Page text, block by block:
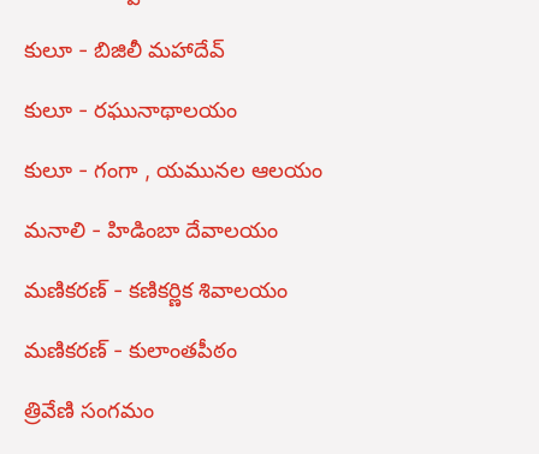
కులూ - బిజిలీ మహాదేవ్
కులూ - రఘునాథాలయం
కులూ - గంగా , యమునల ఆలయం
మనాలి - హిడింబా దేవాలయం
మణికరణ్ - కణికర్ణిక శివాలయం
మణికరణ్ - కులాంతపీఠం
త్రివేణి సంగమం